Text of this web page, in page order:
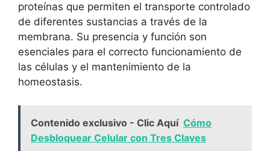
proteínas que permiten el ‍transporte controlado
de diferentes‌ sustancias a través de la⁢
membrana. Su ⁣presencia⁤ y ​función son
esenciales para⁤ el correcto funcionamiento de
las células y el ‍mantenimiento de ​la
homeostasis.
Contenido exclusivo - Clic Aquí Cómo
Desbloquear Celular con Tres Claves